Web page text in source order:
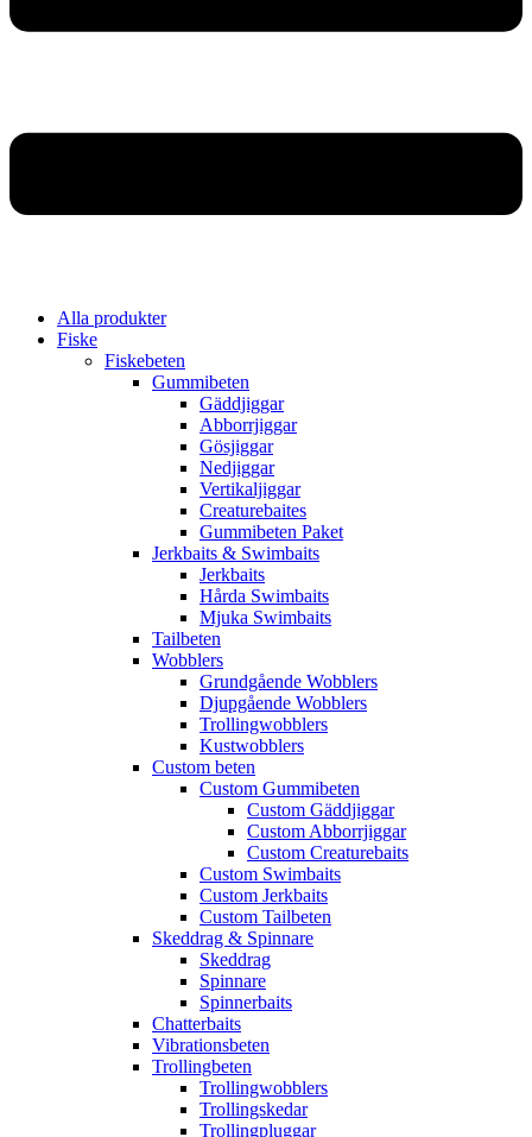
Alla produkter
Fiske
Fiskebeten
Gummibeten
Gäddjiggar
Abborrjiggar
Gösjiggar
Nedjiggar
Vertikaljiggar
Creaturebaites
Gummibeten Paket
Jerkbaits & Swimbaits
Jerkbaits
Hårda Swimbaits
Mjuka Swimbaits
Tailbeten
Wobblers
Grundgående Wobblers
Djupgående Wobblers
Trollingwobblers
Kustwobblers
Custom beten
Custom Gummibeten
Custom Gäddjiggar
Custom Abborrjiggar
Custom Creaturebaits
Custom Swimbaits
Custom Jerkbaits
Custom Tailbeten
Skeddrag & Spinnare
Skeddrag
Spinnare
Spinnerbaits
Chatterbaits
Vibrationsbeten
Trollingbeten
Trollingwobblers
Trollingskedar
Trollingpluggar